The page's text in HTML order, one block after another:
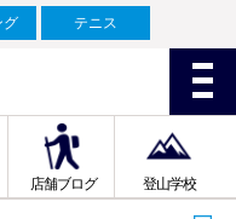
グ テニス
店舗ブログ 登山学校